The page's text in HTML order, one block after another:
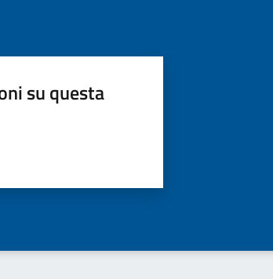
su questa